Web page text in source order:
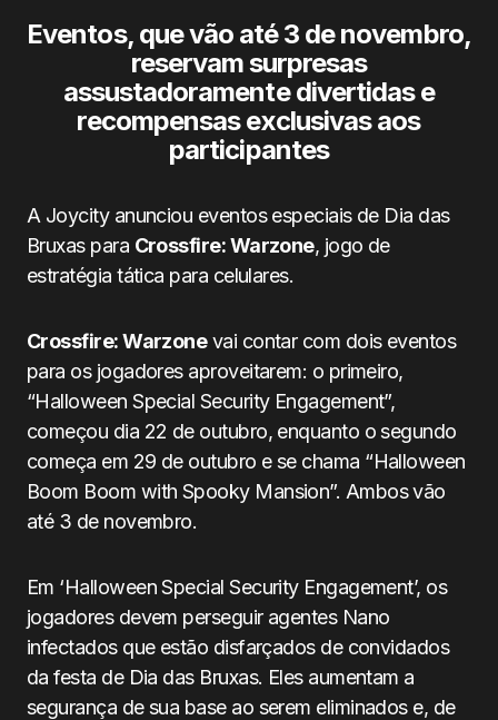
Eventos, que vão até 3 de novembro,
reservam surpresas
assustadoramente divertidas e
recompensas exclusivas aos
participantes
A Joycity anunciou eventos especiais de Dia das
Bruxas para Crossfire: Warzone, jogo de
estratégia tática para celulares.
Crossfire: Warzonevai contar com dois eventos
para os jogadores aproveitarem: o primeiro,
“Halloween Special Security Engagement”,
começou dia 22 de outubro, enquanto o segundo
começa em 29 de outubro e se chama “Halloween
Boom Boom with Spooky Mansion”. Ambos vão
até 3 de novembro.
Em ‘Halloween Special Security Engagement’, os
jogadores devem perseguir agentes Nano
infectados que estão disfarçados de convidados
da festa de Dia das Bruxas. Eles aumentam a
segurança de sua base ao serem eliminados e, de